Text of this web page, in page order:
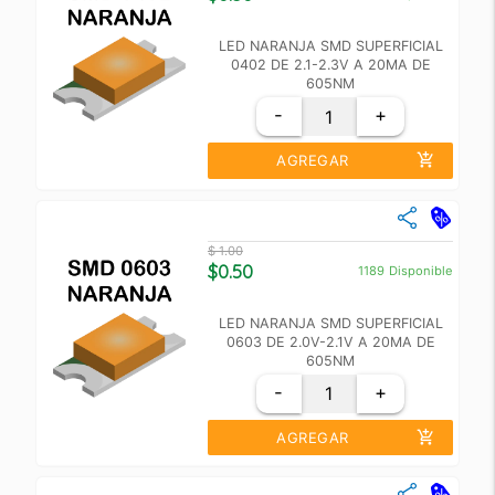
+30
LED NARANJA SMD SUPERFICIAL
0402 DE 2.1-2.3V A 20MA DE
605NM
- +
AGREGAR add_shopping_cart
close
Precio Unidad
+10
+100
$ 1.00
$0.50 1189 Disponible
LED NARANJA SMD SUPERFICIAL
0603 DE 2.0V-2.1V A 20MA DE
605NM
- +
AGREGAR add_shopping_cart